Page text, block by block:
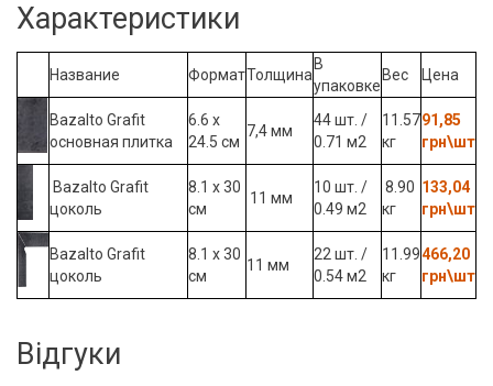
Характеристики
Название ФорматТолщина
В
упаковке
Вес Цена
Bazalto Grafit
основная плитка
6.6 x
24.5 см
7,4 мм
44 шт. /
0.71 м2
11.57
кг
91,85
грн\шт
Bazalto Grafit
цоколь
8.1 x 30
см
11 мм
10 шт. /
0.49 м2
8.90
кг
133,04
грн\шт
Bazalto Grafit
цоколь
8.1 x 30
см
11 мм
22 шт. /
0.54 м2
11.99
кг
466,20
грн\шт
Відгуки